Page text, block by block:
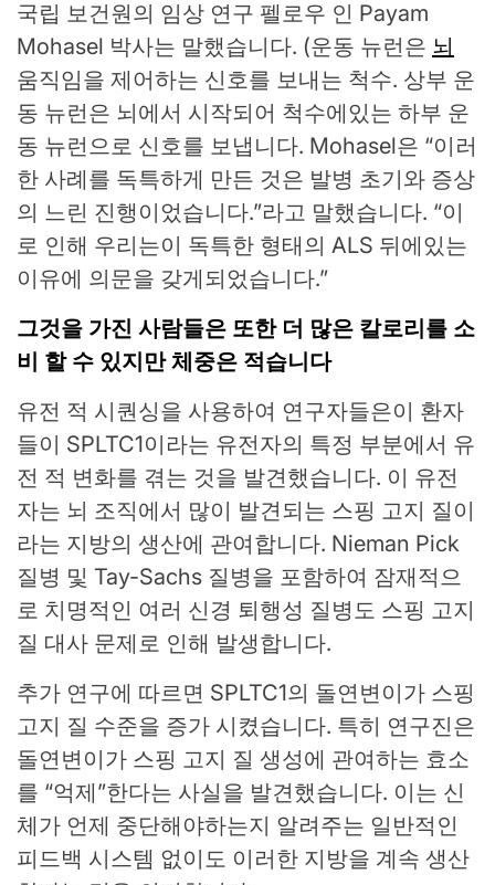
국립 보건원의 임상 연구 펠로우 인 Payam
Mohasel 박사는 말했습니다. (운동 뉴런은 뇌
움직임을 제어하는 ​​신호를 보내는 척수. 상부 운
동 뉴런은 뇌에서 시작되어 척수에있는 하부 운
동 뉴런으로 신호를 보냅니다. Mohasel은 “이러
한 사례를 독특하게 만든 것은 발병 초기와 증상
의 느린 진행이었습니다.”라고 말했습니다. “이
로 인해 우리는이 독특한 형태의 ALS 뒤에있는
이유에 의문을 갖게되었습니다.”
그것을 가진 사람들은 또한 더 많은 칼로리를 소
비 할 수 있지만 체중은 적습니다
유전 적 시퀀싱을 사용하여 연구자들은이 환자
들이 SPLTC1이라는 유전자의 특정 부분에서 유
전 적 변화를 겪는 것을 발견했습니다. 이 유전
자는 뇌 조직에서 많이 발견되는 스핑 고지 질이
라는 지방의 생산에 관여합니다. Nieman Pick
질병 및 Tay-Sachs 질병을 포함하여 잠재적으
로 치명적인 여러 신경 퇴행성 질병도 스핑 고지
질 대사 문제로 인해 발생합니다.
추가 연구에 따르면 SPLTC1의 돌연변이가 스핑
고지 질 수준을 증가 시켰습니다. 특히 연구진은
돌연변이가 스핑 고지 질 생성에 관여하는 효소
를 “억제”한다는 사실을 발견했습니다. 이는 신
체가 언제 중단해야하는지 알려주는 일반적인
피드백 시스템 없이도 이러한 지방을 계속 생산